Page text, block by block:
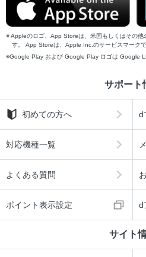
Appleのロゴ、App Storeは、米国もしくはその
す。 App Storeは、Apple Inc.のサービスマークで
Google Play および Google Play ロゴは Google
サポート
初めての方へ d
対応機種一覧
よくある質問
ポイント表示設定 d
サイト